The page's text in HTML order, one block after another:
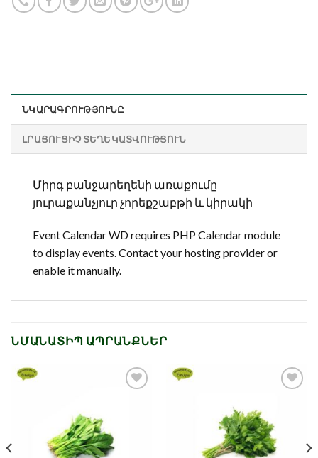
ՆԿԱՐԱԳՐՈՒԹՅՈՒՆԸ
ԼՐԱՑՈՒՑԻՉ ՏԵՂԵԿԱՏՎՈՒԹՅՈՒՆ
Միրգ բանջարեղենի առաքումը
յուրաքանչյուր չորեքշաբթի և կիրակի
Event Calendar WD requires PHP Calendar module
to display events. Contact your hosting provider or
enable it manually.
ՆՄԱՆԱՏԻՊ ԱՊՐԱՆՔՆԵՐ
նախընտրած